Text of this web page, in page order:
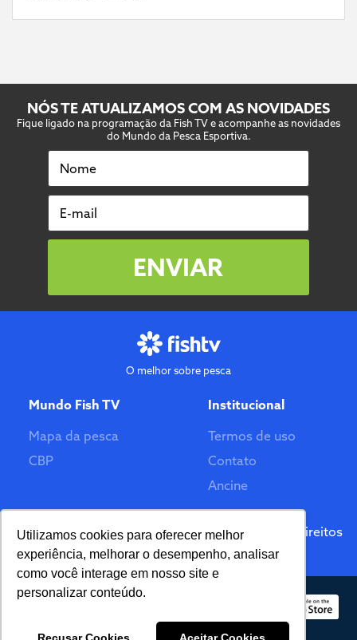
Utilizamos cookies para oferecer melhor
experiência, melhorar o desempenho, analisar
como você interage em nosso site e
personalizar conteúdo.
NÓS TE ATUALIZAMOS COM AS NOVIDADES
Fique ligado na programação da Fish TV e acompanhe as novidades
do Mundo da Pesca Esportiva.
Nome
E-mail
ENVIAR
O melhor sobre pesca
Mundo Fish TV
Mapa da pesca
CBP
Institucional
Termos de uso
Contato
Ancine
Feito por
© 2026 Fish TV - Todos Direitos
Reservados. Versão 2.0